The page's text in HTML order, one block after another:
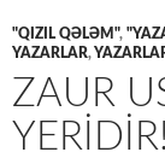
"QIZIL QƏLƏM",
YAZARLAR,
ZAUR